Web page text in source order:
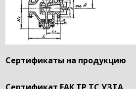
Сертификаты на продукцию